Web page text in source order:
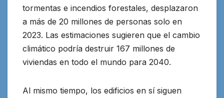
tormentas e incendios forestales, desplazaron
a más de 20 millones de personas solo en
2023. Las estimaciones sugieren que el cambio
climático podría destruir 167 millones de
viviendas en todo el mundo para 2040.
Al mismo tiempo, los edificios en sí siguen